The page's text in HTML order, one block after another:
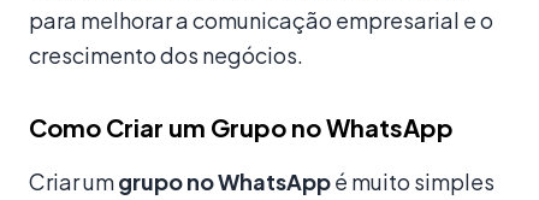
para melhorar a comunicação empresarial e o
crescimento dos negócios.
Como Criar um Grupo no WhatsApp
Criar umgrupo no WhatsAppé muito simples